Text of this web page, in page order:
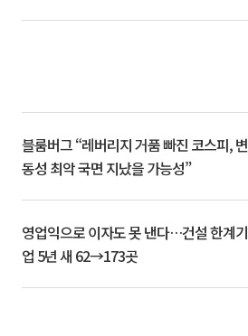
블룸버그 “레버리지 거품 빠진 코스피, 변
동성 최악 국면 지났을 가능성”
영업익으로 이자도 못 낸다…건설 한계기
업 5년 새 62→173곳